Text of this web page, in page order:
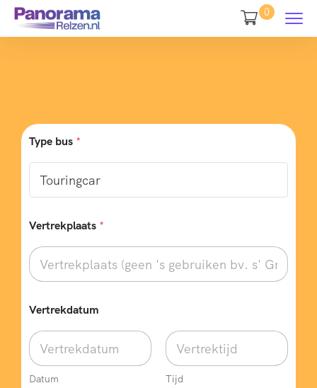
0
Type bus *
Vertrekplaats *
e
t
r
e
k
Vertrekdatum
Datum Tijd